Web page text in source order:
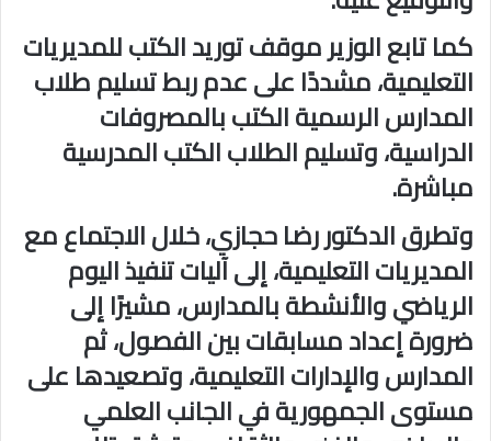
كما تابع الوزير موقف توريد الكتب للمديريات
التعليمية، مشددًا على عدم ربط تسليم طلاب
المدارس الرسمية الكتب بالمصروفات
الدراسية، وتسليم الطلاب الكتب المدرسية
مباشرة.
وتطرق الدكتور رضا حجازي، خلال الاجتماع مع
المديريات التعليمية، إلى آليات تنفيذ اليوم
الرياضي والأنشطة بالمدارس، مشيرًا إلى
ضرورة إعداد مسابقات بين الفصول، ثم
المدارس والإدارات التعليمية، وتصعيدها على
مستوى الجمهورية في الجانب العلمي